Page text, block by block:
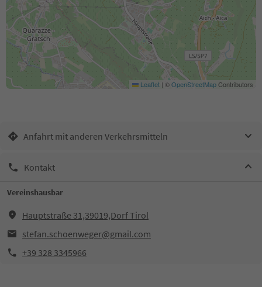
Leaflet | ©OpenStreetMapContributors
Anfahrt mit anderen Verkehrsmitteln
Kontakt
Vereinshausbar
Hauptstraße 31,39019,Dorf Tirol
stefan.schoenweger@gmail.com
+39 328 3345966